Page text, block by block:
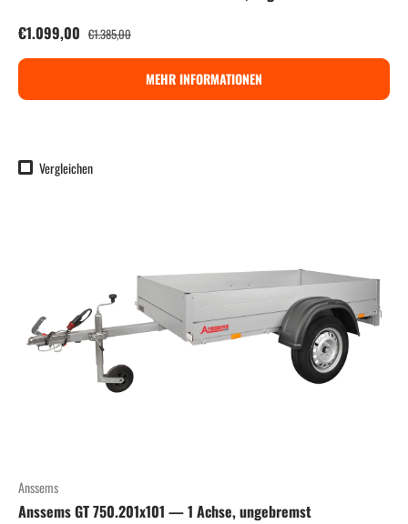
Verkaufspreis
€1.099,00 Normaler Preis
€1.385,00
MEHR INFORMATIONEN
Vergleichen
Anssems
Anssems GT 750.201x101 — 1 Achse, ungebremst